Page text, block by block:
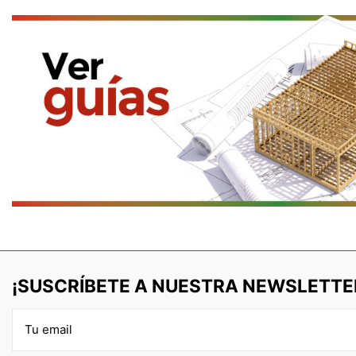
¡SUSCRÍBETE A NUESTRA